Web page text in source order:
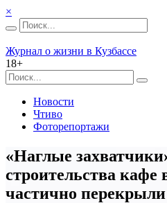
×
Журнал о жизни в Кузбассе
18+
Новости
Чтиво
Фоторепортажи
«Наглые
строительства кафе
частично перекрыли